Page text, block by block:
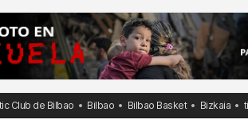
Club de Bilbao Bilbao Bilbao Basket Bizkaia